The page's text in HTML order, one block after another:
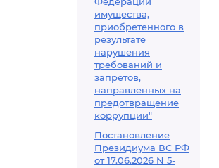
имущества,
приобретенного в
результате
нарушения
требований и
запретов,
направленных на
предотвращение
коррупции"
Постановление
Президиума ВС РФ
от 17.06.2026 N 5-